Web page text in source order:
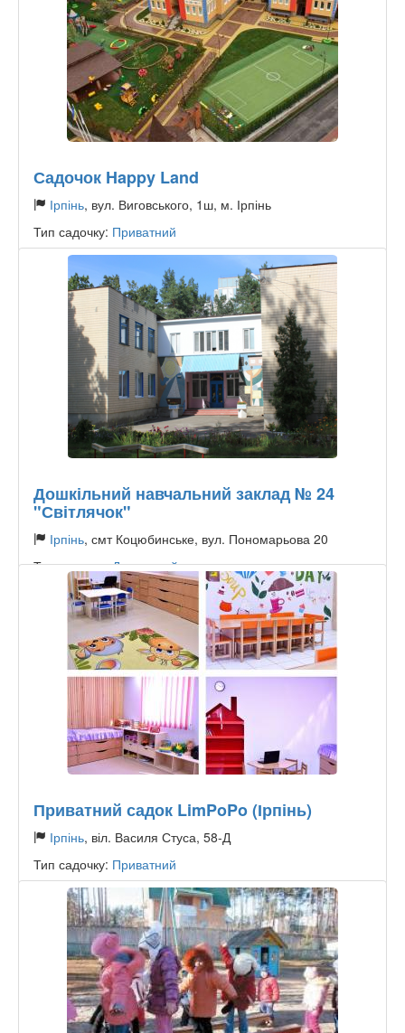
Садочок Happy Land
Ірпінь, вул. Виговського, 1ш, м. Ірпінь
Тип садочку: Приватний
Дошкільний навчальний заклад № 24
"Світлячок"
Ірпінь, смт Коцюбинське, вул. Пономарьова 20
Тип садочку:Державний
Приватний садок LimPoPo (Ірпінь)
Ірпінь, віл. Василя Стуса, 58-Д
Тип садочку: Приватний